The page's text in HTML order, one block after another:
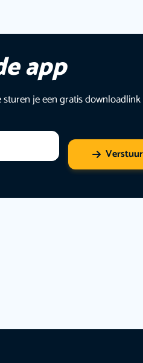
app
je een gratis
Verstuur